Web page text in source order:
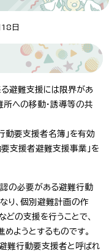
日
避難支援には限界があ
所への移動・誘導等の共
動要支援者名簿」を有効
支援者避難支援事業」を
の必要がある避難行動
り、個別避難計画の作
の支援を行うことで、
ようとするものです。
難行動要支援者と呼ばれ